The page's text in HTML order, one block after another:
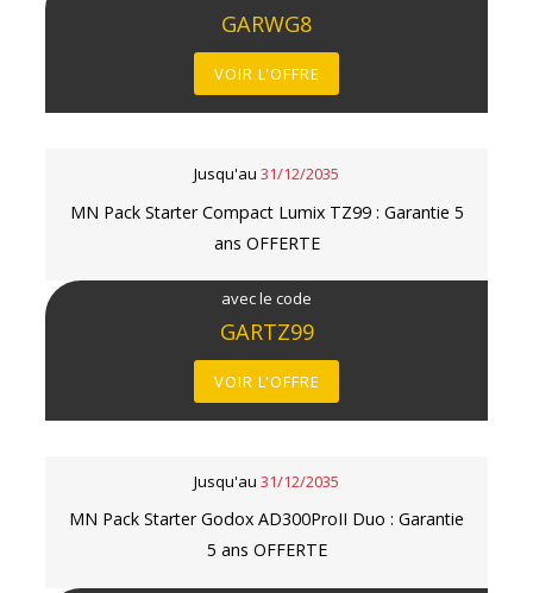
GARWG8
VOIR L'OFFRE
Jusqu'au 31/12/2035
MN Pack Starter Compact Lumix TZ99 : Garantie 5
ans OFFERTE
avec le code
GARTZ99
VOIR L'OFFRE
Jusqu'au 31/12/2035
MN Pack Starter Godox AD300ProII Duo : Garantie
5 ans OFFERTE